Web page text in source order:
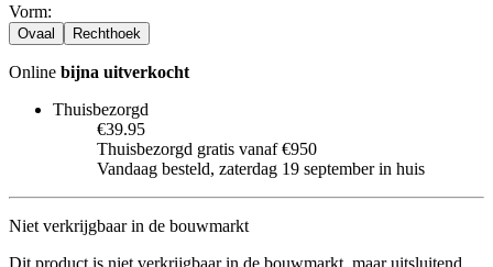
Vorm:
Ovaal Rechthoek
Online bijna uitverkocht
Thuisbezorgd
€39.95
Thuisbezorgd gratis vanaf €950
Vandaag besteld, zaterdag 19 september in huis
Niet verkrijgbaar in de bouwmarkt
Dit product is niet verkrijgbaar in de bouwmarkt, maar uitsluitend